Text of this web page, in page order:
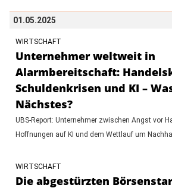
01.05.2025
WIRTSCHAFT
Unternehmer weltweit in
Alarmbereitschaft:
Schuldenkrisen und KI –
Nächstes?
UBS-Report: Unternehmer zwischen Angst vor
Hoffnungen auf KI und dem Wettlauf um
WIRTSCHAFT
Die abgestürzten